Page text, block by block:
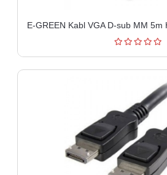
E-GREEN Kabl VGA D-sub MM